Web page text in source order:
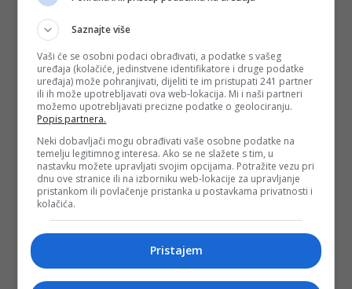
Saznajte više
Vaši će se osobni podaci obrađivati, a podatke s vašeg
uređaja (kolačiće, jedinstvene identifikatore i druge podatke
uređaja) može pohranjivati, dijeliti te im pristupati 241 partner
ili ih može upotrebljavati ova web-lokacija. Mi i naši partneri
možemo upotrebljavati precizne podatke o geolociranju.
Popis partnera.
Neki dobavljači mogu obrađivati vaše osobne podatke na
temelju legitimnog interesa. Ako se ne slažete s tim, u
nastavku možete upravljati svojim opcijama. Potražite vezu pri
dnu ove stranice ili na izborniku web-lokacije za upravljanje
pristankom ili povlačenje pristanka u postavkama privatnosti i
kolačića.
Pristajem